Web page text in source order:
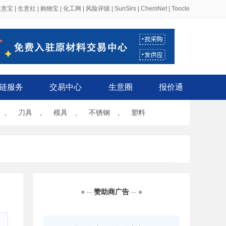
宝 生意社 购物宝 化工网 风险评级 SunSirs ChemNet| Toocle
服务 交易中心 生意圈 报价通
刀具 模具 不锈钢 塑料
● -- 赞助商广告 -- ●